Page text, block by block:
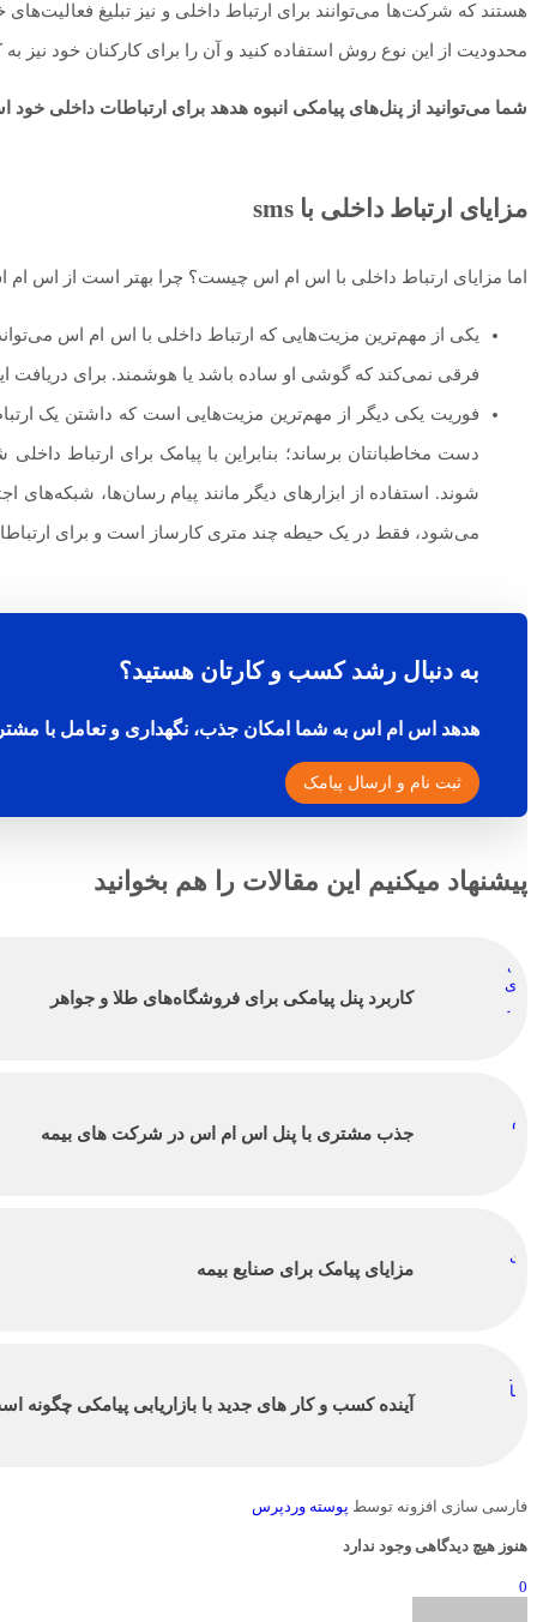
هستند که شرکت‌ها می‌توانند برای ارتباط داخلی و نیز تبلیغ
محدودیت از این نوع روش استفاده کنید و آن را برای کارکنان خود نیز به
شما می‌توانید از پنل‌های پیامکی انبوه هدهد برای ارتباطات داخلی
مزایای ارتباط داخلی با sms
اما مزایای ارتباط داخلی با اس ام اس چیست؟ چرا بهتر است از اس ام
یکی از مهم‌ترین مزیت‌هایی که ارتباط داخلی با اس ام اس
فرقی نمی‌کند که گوشی او ساده باشد یا هوشمند. برای دریافت
فوریت یکی دیگر از مهم‌ترین مزیت‌هایی است که داشتن یک
دست مخاطبانتان برساند؛ بنابراین با پیامک برای ارتباط
شوند. استفاده از ابزارهای دیگر مانند پیام رسان‌ها،
می‌شود، فقط در یک حیطه چند متری کارساز است و برای
به دنبال رشد کسب و کارتان هستید؟
هدهد اس ام اس به شما امکان جذب، نگهداری و تعامل با
ثبت نام و ارسال پیامک
پیشنهاد میکنیم این مقالات را هم بخوانید
کاربرد پنل پیامکی برای فروشگاه‌های طلا و جواهر
جذب مشتری با پنل اس ام اس در شرکت های بیمه
مزایای پیامک برای صنایع بیمه
آینده کسب و کار های جدید با بازاریابی پیامکی چگونه
فارسی سازی افزونه توسط پوسته وردپرس
هنوز هیچ دیدگاهی وجود ندارد
0